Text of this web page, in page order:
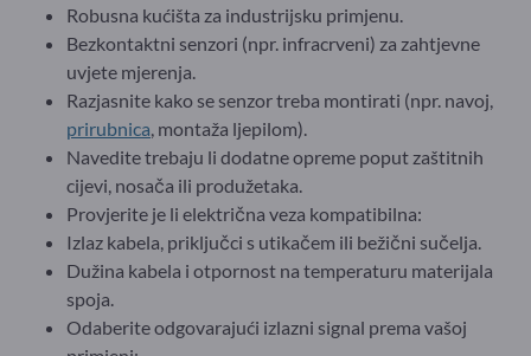
Robusna kućišta za industrijsku primjenu.
Bezkontaktni senzori (npr. infracrveni) za zahtjevne
uvjete mjerenja.
Razjasnite kako se senzor treba montirati (npr. navoj,
prirubnica , montaža ljepilom).
Navedite trebaju li dodatne opreme poput zaštitnih
cijevi, nosača ili produžetaka.
Provjerite je li električna veza kompatibilna:
Izlaz kabela, priključci s utikačem ili bežični sučelja.
Dužina kabela i otpornost na temperaturu materijala
spoja.
Odaberite odgovarajući izlazni signal prema vašoj